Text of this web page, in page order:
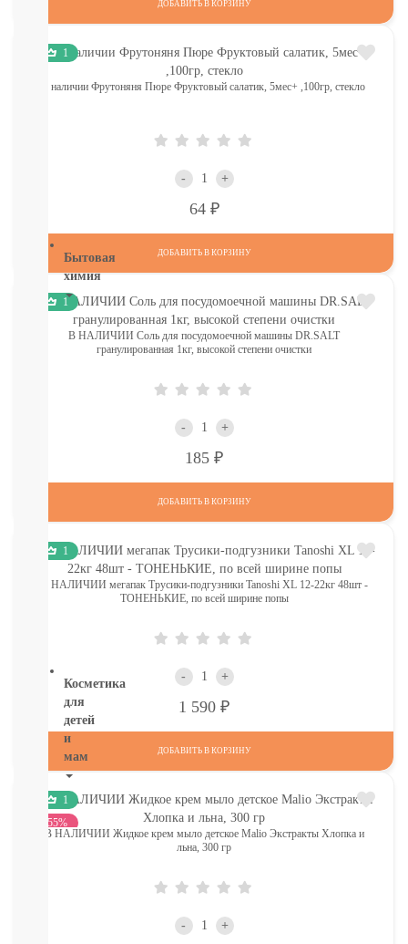
Пена
ванн,
Бытовая
химия
Рекомендуем!
Для
Стирки
освежители
Разное
(губки,
Косметика
для
детей
и
мам
НОВИНКИ
Косметика
Глаза:
ДОБАВИТЬ В КОРЗИНУ
1
в наличии Фрутоняня Пюре Фруктовый салатик, 5мес+ ,100гр, стекло
- +
64
ДОБАВИТЬ В КОРЗИНУ
1
В НАЛИЧИИ Соль для посудомоечной машины DR.SALT
гранулированная 1кг, высокой степени очистки
- +
185
ДОБАВИТЬ В КОРЗИНУ
1
В НАЛИЧИИ мегапак Трусики-подгузники Tanoshi XL 12-22кг 48шт -
ТОНЕНЬКИЕ, по всей ширине попы
- +
1 590
ДОБАВИТЬ В КОРЗИНУ
1
-55%
В НАЛИЧИИ Жидкое крем мыло детское Malio Экстракты Хлопка и
льна, 300 гр
- +